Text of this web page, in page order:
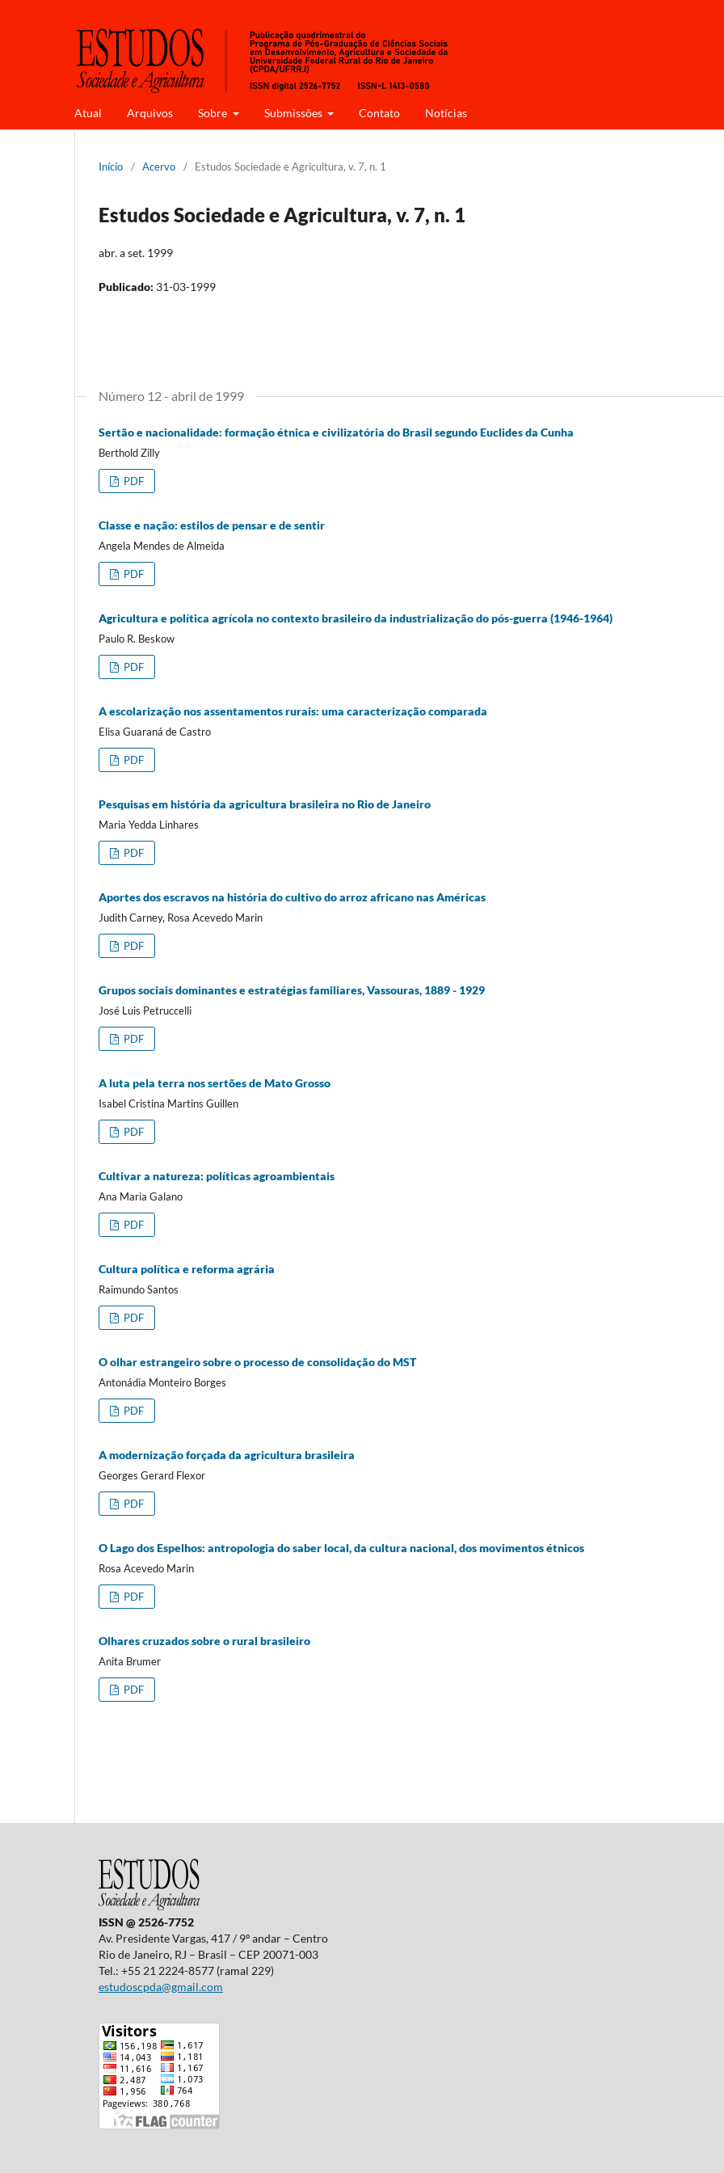
Atual Arquivos Sobre Submissões Contato Notícias
Início / Acervo / Estudos Sociedade e Agricultura, v. 7, n. 1
Estudos Sociedade e Agricultura, v. 7, n. 1
abr. a set. 1999
Publicado: 31-03-1999
Número 12 - abril de 1999
Sertão e nacionalidade: formação étnica e civilizatória do Brasil segundo Euclides da Cunha
Berthold Zilly
PDF
Classe e nação: estilos de pensar e de sentir
Angela Mendes de Almeida
PDF
Agricultura e política agrícola no contexto brasileiro da industrialização do pós-guerra (1946-1964)
Paulo R. Beskow
PDF
A escolarização nos assentamentos rurais: uma caracterização comparada
Elisa Guaraná de Castro
PDF
Pesquisas em história da agricultura brasileira no Rio de Janeiro
Maria Yedda Linhares
PDF
Aportes dos escravos na história do cultivo do arroz africano nas Américas
Judith Carney, Rosa Acevedo Marin
PDF
Grupos sociais dominantes e estratégias familiares, Vassouras, 1889 - 1929
José Luis Petruccelli
PDF
A luta pela terra nos sertões de Mato Grosso
Isabel Cristina Martins Guillen
PDF
Cultivar a natureza: políticas agroambientais
Ana Maria Galano
PDF
Cultura política e reforma agrária
Raimundo Santos
PDF
O olhar estrangeiro sobre o processo de consolidação do MST
Antonádia Monteiro Borges
PDF
A modernização forçada da agricultura brasileira
Georges Gerard Flexor
PDF
O Lago dos Espelhos: antropologia do saber local, da cultura nacional, dos movimentos étnicos
Rosa Acevedo Marin
PDF
Olhares cruzados sobre o rural brasileiro
Anita Brumer
PDF
ISSN @ 2526-7752
Av. Presidente Vargas, 417 / 9º andar – Centro
Rio de Janeiro, RJ – Brasil – CEP 20071-003
Tel.: +55 21 2224-8577 (ramal 229)
estudoscpda@gmail.com